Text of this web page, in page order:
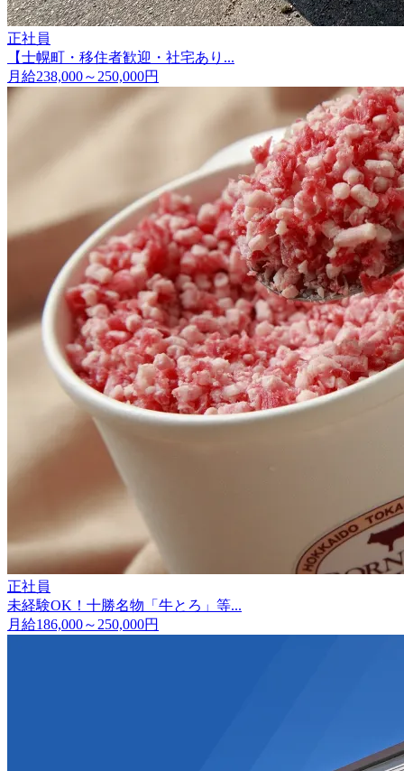
正社員
【士幌町・移住者歓迎・社宅あり...
月給238,000～250,000円
正社員
未経験OK！十勝名物「牛とろ」等...
月給186,000～250,000円